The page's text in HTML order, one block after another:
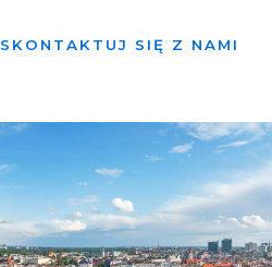
SKONTAKTUJ SIĘ Z NAMI